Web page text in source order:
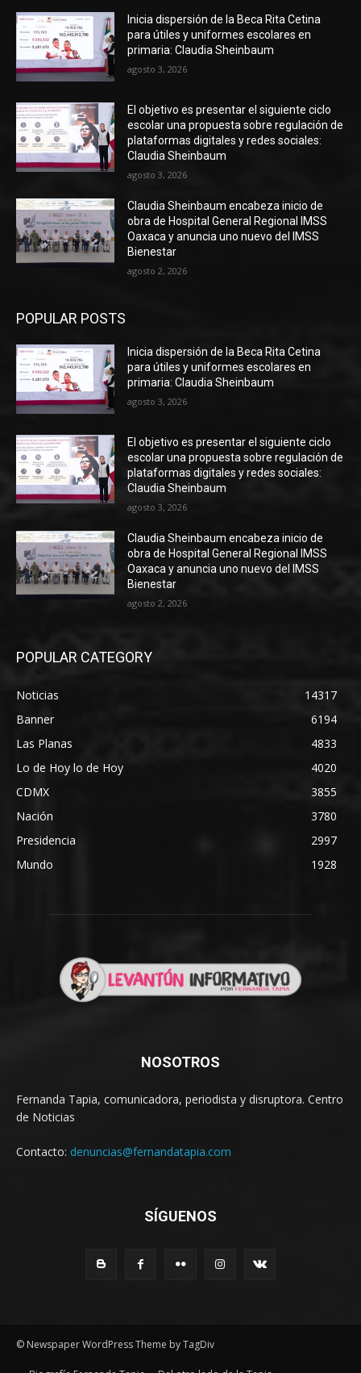
Inicia dispersión de la Beca Rita Cetina
para útiles y uniformes escolares en
primaria: Claudia Sheinbaum
agosto 3, 2026
El objetivo es presentar el siguiente ciclo
escolar una propuesta sobre regulación de
plataformas digitales y redes sociales:
Claudia Sheinbaum
agosto 3, 2026
Claudia Sheinbaum encabeza inicio de
obra de Hospital General Regional IMSS
Oaxaca y anuncia uno nuevo del IMSS
Bienestar
agosto 2, 2026
POPULAR POSTS
Inicia dispersión de la Beca Rita Cetina
para útiles y uniformes escolares en
primaria: Claudia Sheinbaum
agosto 3, 2026
El objetivo es presentar el siguiente ciclo
escolar una propuesta sobre regulación de
plataformas digitales y redes sociales:
Claudia Sheinbaum
agosto 3, 2026
Claudia Sheinbaum encabeza inicio de
obra de Hospital General Regional IMSS
Oaxaca y anuncia uno nuevo del IMSS
Bienestar
agosto 2, 2026
POPULAR CATEGORY
Noticias
14317
Banner
6194
Las Planas
4833
Lo de Hoy lo de Hoy
4020
CDMX
3855
Nación
3780
Presidencia
2997
Mundo
1928
NOSOTROS
Fernanda Tapia, comunicadora, periodista y disruptora. Centro
de Noticias
Contacto: denuncias@fernandatapia.com
SÍGUENOS
© Newspaper WordPress Theme by TagDiv